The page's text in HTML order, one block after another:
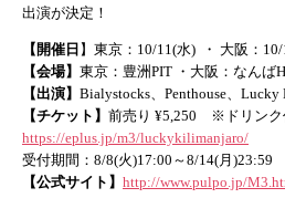
出演が決定！
【開催日 】東京：10/11(水) ・ 大阪：
【会場】 東京：豊洲PIT ・大阪：なんば
【出演】 Bialystocks、Penthouse、
【チケット】 前売り ¥5,250 ※ドリンク
https://eplus.jp/m3/luckykilimanjaro/
受付期間：8/8(火)17:00～8/14(月)23:59
【公式サイト】 http://www.pulpo.jp/